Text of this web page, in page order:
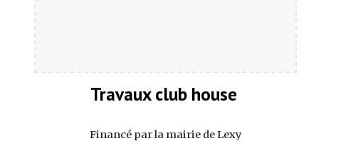
Travaux club house
Financé par la mairie de Lexy